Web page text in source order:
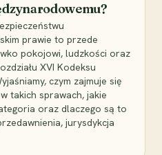
prawie to przede
pokojowi, ludzkości oraz
XVI Kodeksu
czym zajmuje się
takich sprawach, jakie
oraz dlaczego są to
jurysdykcja